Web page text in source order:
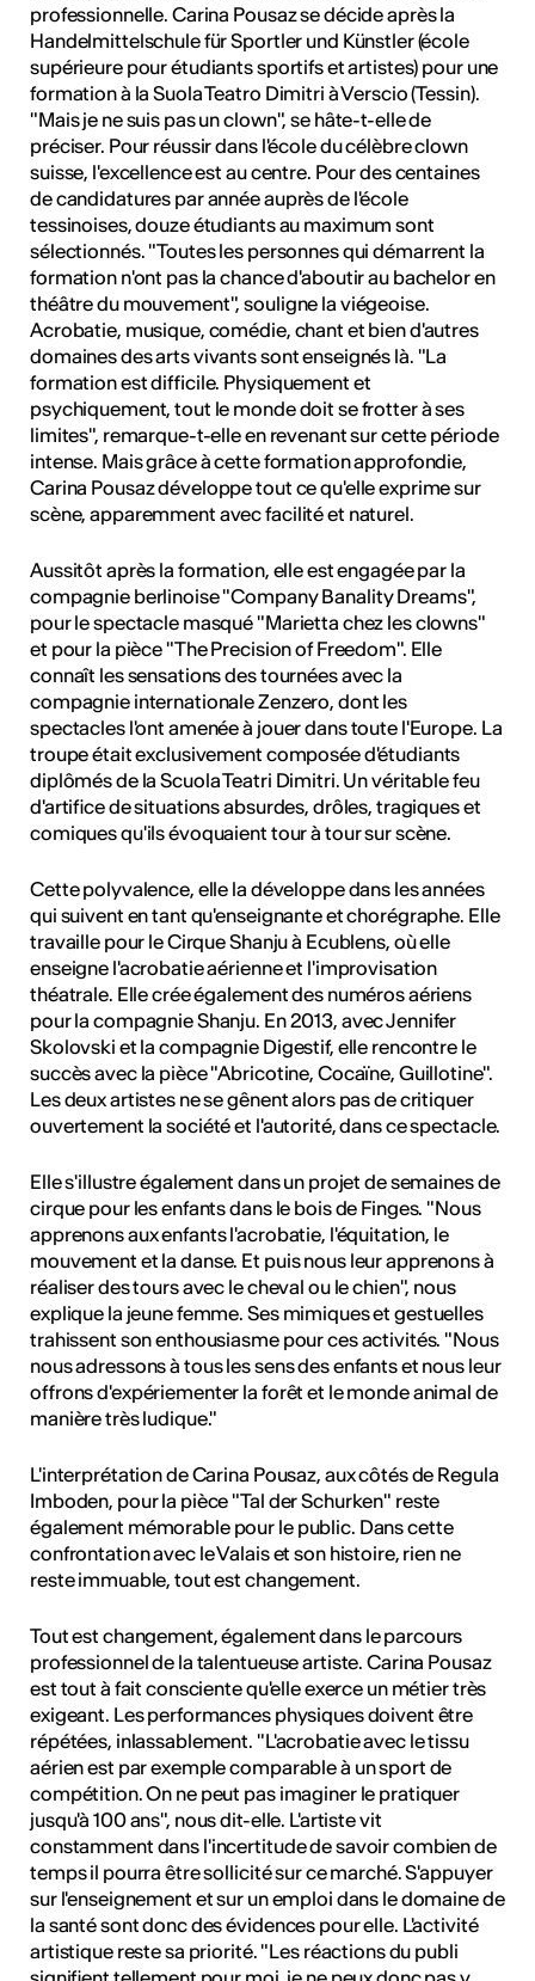
professionnelle. Carina Pousaz se décide après la
Handelmittelschule für Sportler und Künstler (école
supérieure pour étudiants sportifs et artistes) pour une
formation à la Suola Teatro Dimitri à Verscio (Tessin).
"Mais je ne suis pas un clown", se hâte-t-elle de
préciser. Pour réussir dans l'école du célèbre clown
suisse, l'excellence est au centre. Pour des centaines
de candidatures par année auprès de l'école
tessinoises, douze étudiants au maximum sont
sélectionnés. "Toutes les personnes qui démarrent la
formation n'ont pas la chance d'aboutir au bachelor en
théâtre du mouvement", souligne la viégeoise.
Acrobatie, musique, comédie, chant et bien d'autres
domaines des arts vivants sont enseignés là. "La
formation est difficile. Physiquement et
psychiquement, tout le monde doit se frotter à ses
limites", remarque-t-elle en revenant sur cette période
intense. Mais grâce à cette formation approfondie,
Carina Pousaz développe tout ce qu'elle exprime sur
scène, apparemment avec facilité et naturel.
Aussitôt après la formation, elle est engagée par la
compagnie berlinoise "Company Banality Dreams",
pour le spectacle masqué "Marietta chez les clowns"
et pour la pièce "The Precision of Freedom". Elle
connaît les sensations des tournées avec la
compagnie internationale Zenzero, dont les
spectacles l'ont amenée à jouer dans toute l'Europe. La
troupe était exclusivement composée d'étudiants
diplômés de la Scuola Teatri Dimitri. Un véritable feu
d'artifice de situations absurdes, drôles, tragiques et
comiques qu'ils évoquaient tour à tour sur scène.
Cette polyvalence, elle la développe dans les années
qui suivent en tant qu'enseignante et chorégraphe. Elle
travaille pour le Cirque Shanju à Ecublens, où elle
enseigne l'acrobatie aérienne et l'improvisation
théatrale. Elle crée également des numéros aériens
pour la compagnie Shanju. En 2013, avec Jennifer
Skolovski et la compagnie Digestif, elle rencontre le
succès avec la pièce "Abricotine, Cocaïne, Guillotine".
Les deux artistes ne se gênent alors pas de critiquer
ouvertement la société et l'autorité, dans ce spectacle.
Elle s'illustre également dans un projet de semaines de
cirque pour les enfants dans le bois de Finges. "Nous
apprenons aux enfants l'acrobatie, l'équitation, le
mouvement et la danse. Et puis nous leur apprenons à
réaliser des tours avec le cheval ou le chien", nous
explique la jeune femme. Ses mimiques et gestuelles
trahissent son enthousiasme pour ces activités. "Nous
nous adressons à tous les sens des enfants et nous leur
offrons d'expériementer la forêt et le monde animal de
manière très ludique."
L'interprétation de Carina Pousaz, aux côtés de Regula
Imboden, pour la pièce "Tal der Schurken" reste
également mémorable pour le public. Dans cette
confrontation avec le Valais et son histoire, rien ne
reste immuable, tout est changement.
Tout est changement, également dans le parcours
professionnel de la talentueuse artiste. Carina Pousaz
est tout à fait consciente qu'elle exerce un métier très
exigeant. Les performances physiques doivent être
répétées, inlassablement. "L'acrobatie avec le tissu
aérien est par exemple comparable à un sport de
compétition. On ne peut pas imaginer le pratiquer
jusqu'à 100 ans", nous dit-elle. L'artiste vit
constamment dans l'incertitude de savoir combien de
temps il pourra être sollicité sur ce marché. S'appuyer
sur l'enseignement et sur un emploi dans le domaine de
la santé sont donc des évidences pour elle. L'activité
artistique reste sa priorité. "Les réactions du publi